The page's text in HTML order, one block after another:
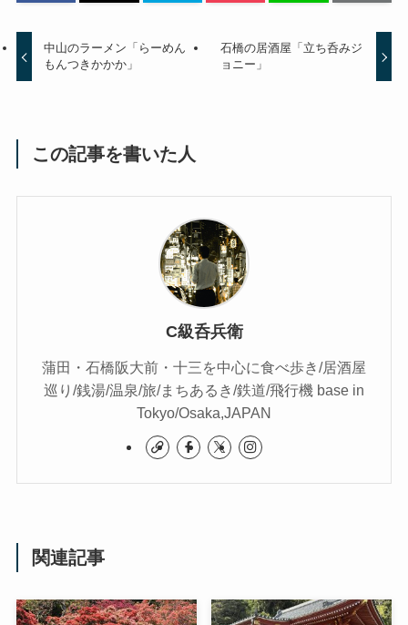
中山のラーメン「らーめん
もんつきかかか」
石橋の居酒屋「立ち呑みジ
ョニー」
この記事を書いた人
C級呑兵衛
蒲田・石橋阪大前・十三を中心に食べ歩き/居酒屋
巡り/銭湯/温泉/旅/まちあるき/鉄道/飛行機 base in
Tokyo/Osaka,JAPAN
関連記事